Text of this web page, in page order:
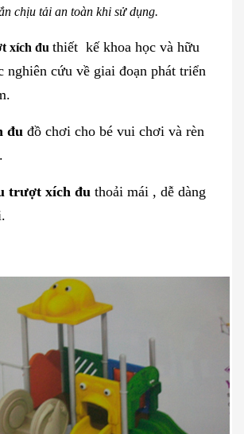
chịu tải an toàn khi sử dụng.
xích đu thiết kế khoa học và hữu
nghiên cứu về giai đoạn phát triển
đu đồ chơi cho bé vui chơi và rèn
trượt xích đu thoải mái , dễ dàng